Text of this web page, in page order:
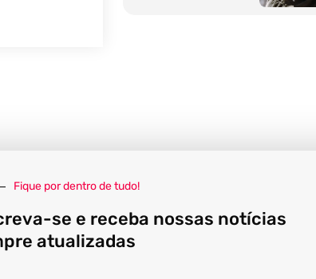
Fique por dentro de tudo!
se e receba nossas notícias
atualizadas